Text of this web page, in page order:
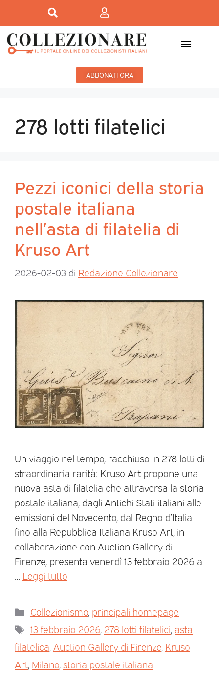
ABBONATI ORA
278 lotti filatelici
Pezzi iconici della storia
postale italiana
nell’asta di filatelia di
Kruso Art
2026-02-03 di Redazione Collezionare
Un viaggio nel tempo, racchiuso in 278 lotti di
straordinaria rarità: Kruso Art propone una
nuova asta di filatelia che attraversa la storia
postale italiana, dagli Antichi Stati italiani alle
emissioni del Novecento, dal Regno d’Italia
fino alla Repubblica Italiana Kruso Art, in
collaborazione con Auction Gallery di
Firenze, presenta venerdì 13 febbraio 2026 a
Leggi tutto
Collezionismo principali homepage
13 febbraio 2026 278 lotti filatelici asta
filatelica Auction Gallery di Firenze Kruso
Art Milano storia postale italiana